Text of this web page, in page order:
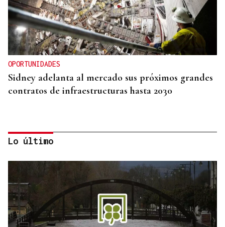
OPORTUNIDADES
Sidney adelanta al mercado sus próximos grandes
contratos de infraestructuras hasta 2030
Lo último